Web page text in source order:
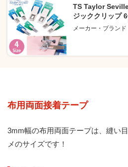
TS Taylor
ジッククリップ
メーカー・ブランド
布用両面接着テープ
3mm幅の布用両面テープは、縫い
メのサイズです！